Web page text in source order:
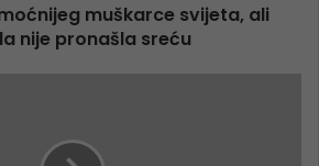
muškarce svijeta, ali
nije pronašla sreću